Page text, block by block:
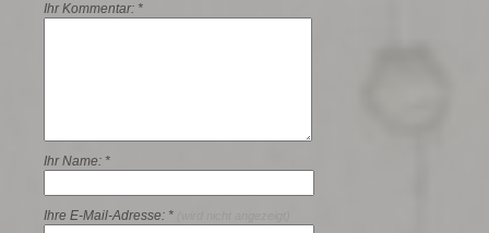
Ihr Kommentar: *
Ihr Name: *
Ihre E-Mail-Adresse: *